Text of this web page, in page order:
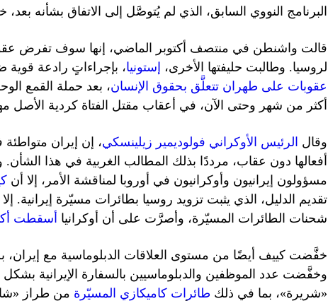
البرنامج النووي السابق، الذي لم يُتوصَّل إلى الاتفاق بشأنه
قالت واشنطن في منتصف أكتوبر الماضي، إنها سوف تفرض
لروسيا. وطالبت حليفتها الأخرى،
إستونيا، بإجراءاتٍ رادعة
عقوبات على طهران تتعلَّق بحقوق الإنسان، بعد حملة القمع
أكثر من شهر وحتى الآن، في أعقاب مقتل الفتاة كردية الأصل
وقال الرئيس الأوكراني فولوديمير زيلينسكي، إن إيران
أفعالها دون عقاب، مرددًا بذلك المطالب الغربية في هذا
مسؤولون إيرانيون وأوكرانيون في أوروبا لمناقشة الأمر، إلا أن
تقديم الدليل، الذي يثبت تزويد روسيا بطائرات مسيّرة إيرانية.
شحنات الطائرات المسيّرة، وأصرَّت على أن أوكرانيا أسقطت أكثر من 250
خفَّضت كييف أيضًا من مستوى العلاقات الدبلوماسية مع إيران،
وخفَّضت عدد الموظفين والدبلوماسيين بالسفارة الإيرانية
«شريرة»، بما في ذلك طائرات كاميكازي المسيّرة